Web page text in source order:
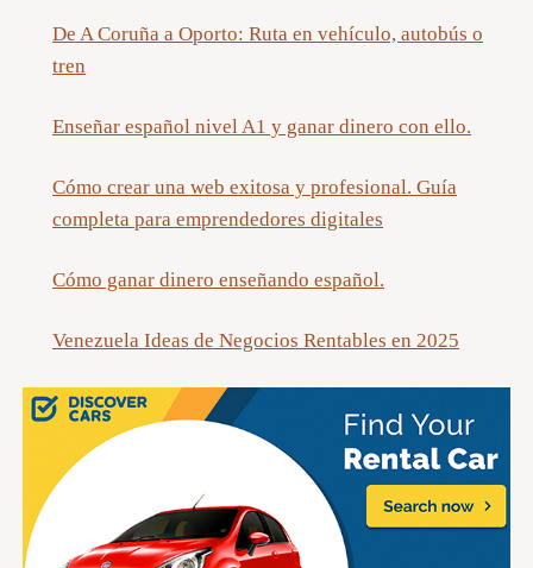
De A Coruña a Oporto: Ruta en vehículo, autobús o
tren
Enseñar español nivel A1 y ganar dinero con ello.
Cómo crear una web exitosa y profesional. Guía
completa para emprendedores digitales
Cómo ganar dinero enseñando español.
Venezuela Ideas de Negocios Rentables en 2025